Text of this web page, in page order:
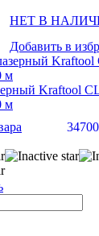
НЕТ В
Добавить в
Kraftool
м